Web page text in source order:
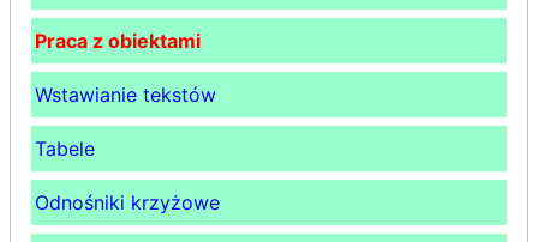
Praca z obiektami
Wstawianie tekstów
Tabele
Odnośniki krzyżowe